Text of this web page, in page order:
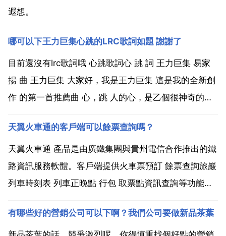
遐想。
哪可以下王力巨集心跳的LRC歌詞如題 謝謝了
目前還沒有lrc歌詞哦 心跳歌詞心 跳 詞 王力巨集 易家
揚 曲 王力巨集 大家好，我是王力巨集 這是我的全新創
作 的第一首推薦曲 心，跳 人的心，是乙個很神奇的東
我沒那麼無聊 不懂得道歉 我沒那麼聰明 好像要回到我
們的原點 ho ho oh 你...
天翼火車通的客戶端可以餘票查詢嗎？
天翼火車通 產品是由廣鐵集團與貴州電信合作推出的鐵
路資訊服務軟體。客戶端提供火車票預訂 餘票查詢旅巖
列車時刻表 列車正晚點 行包 取票點資訊查詢等功能。
於電信清襲天翼手機及移動 聯通手機客戶 移動 聯通和
有哪些好的營銷公司可以下啊？我們公司要做新品茶葉